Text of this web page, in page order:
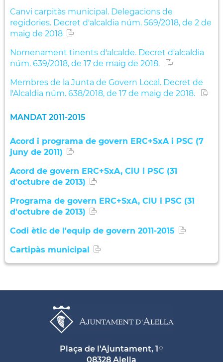
Canvi carpitàs municipal. Delegacions de
regidories. Decret d'alcaldia núm. 569/2018, de 2 de
maig de 2018
Nomenament tinents d'alcalde. Decret d'alcaldia
núm. 639/2018, de 17 de maig de 2018.
Membres de la Junta de Govern Local. Decret de
l'Alcaldia núm. 638/2018, de 17 de maig de 2018.
MANDAT 2011-2015
Acord i programa de govern ERC+SxA i PSC (7
juny de 2011)
Acord de govern ERC+SxA, CiU i PSC (31
d'octubre de 2013)
Programa de govern ERC+SxA, CiU i PSC (31
d'octubre de 2013)
Codi ètic de l'equip de govern 2011-2015
Cartipàs municipal
Plaça de l'Ajuntament, 1
08328 Alella